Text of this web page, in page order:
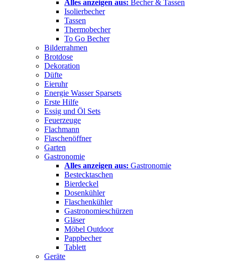
Alles anzeigen aus: Becher & Tassen
Isolierbecher
Tassen
Thermobecher
To Go Becher
Bilderrahmen
Brotdose
Dekoration
Düfte
Eieruhr
Energie Wasser Sparsets
Erste Hilfe
Essig und Öl Sets
Feuerzeuge
Flachmann
Flaschenöffner
Garten
Gastronomie
Alles anzeigen aus: Gastronomie
Bestecktaschen
Bierdeckel
Dosenkühler
Flaschenkühler
Gastronomieschürzen
Gläser
Möbel Outdoor
Pappbecher
Tablett
Geräte